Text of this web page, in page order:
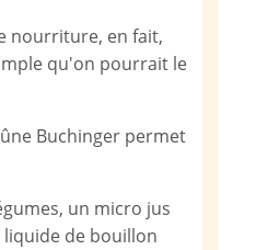
nourriture, en fait,
qu'on pourrait le
Buchinger permet
un micro jus
de bouillon